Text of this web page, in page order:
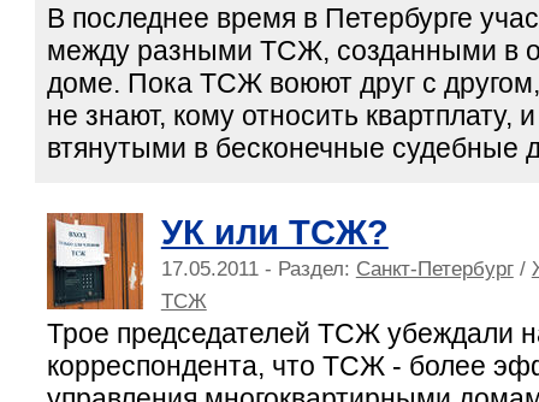
В последнее время в Петербурге
между разными ТСЖ, созданными в
доме. Пока ТСЖ воюют друг с
не знают, кому относить квартплату,
втянутыми в бесконечные судебные
УК или ТСЖ?
17.05.2011 - Раздел: Санкт-Петербург/
ТСЖ
Трое председателей ТСЖ убеждали
корреспондента, что ТСЖ - более